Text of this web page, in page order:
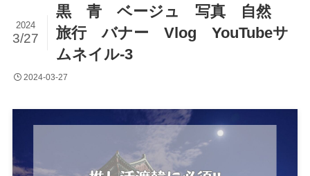
黒 青 ベージュ 写真 自然
旅行 バナー Vlog YouTubeサ
ムネイル-3
2024
3/27
2024-03-27